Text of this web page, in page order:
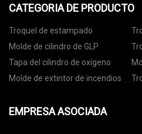
CATEGORIA DE PRODUCTO
Troquel de estampado
Molde de cilindro de GLP
Tapa del cilindro de oxígeno
Molde de extintor de incendios
EMPRESA ASOCIADA